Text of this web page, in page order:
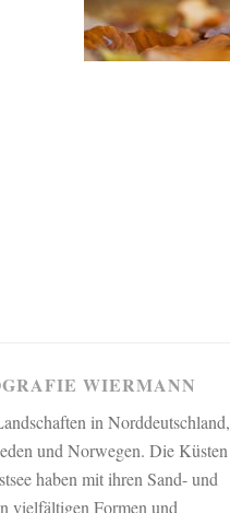
WIERMANN
in Norddeutschland,
und Norwegen. Die Küsten
haben mit ihren Sand- und
vielfältigen Formen und